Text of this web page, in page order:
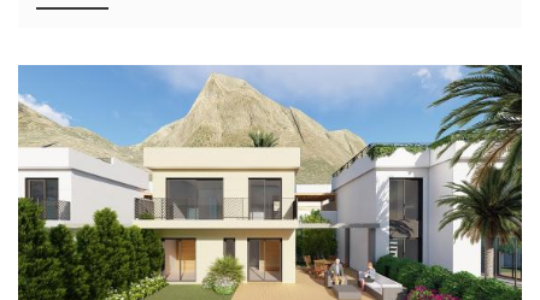
SALÓN
INMOBILIARIO
INTERNACIONAL
CON
172
VIVIENDAS
EXCLUSIVAS
DE
SUS
NUEVAS
PROMOCIONES